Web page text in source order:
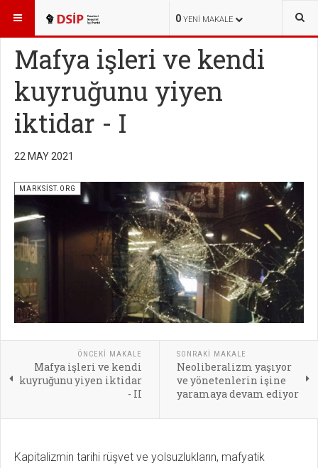
0 YENI MAKALE
BURADASINIZ: YAYINLAR MARKSİST.ORG
Mafya işleri ve kendi
kuyruğunu yiyen
iktidar - I
22 MAY 2021
MARKSİST.ORG
ÖNCEKI MAKALE
Mafya işleri ve kendi
kuyruğunu yiyen iktidar
- II
SONRAKI MAKALE
Neoliberalizm yaşıyor
ve yönetenlerin işine
yaramaya devam ediyor
Kapitalizmin tarihi rüşvet ve yolsuzlukların, mafyatik